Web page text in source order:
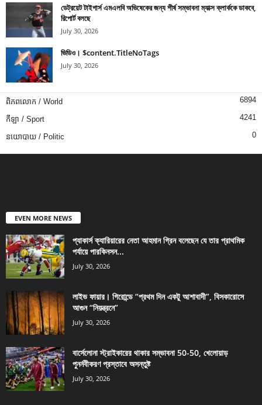
ডেট্রয়েট টাইগার্স এমএলবি অভিষেকের জন্য শীর্ষ সম্ভাবনা ম্যাক্স ক্লার্ককে ডাকবে,
রিপোর্ট বলছে
July 30, 2026
ভিডিও। $content.TitleNoTags
July 30, 2026
ពិភពលោក / World 6894
កីឡា / Sport 4241
នយោបាយ / Politic 0
EVEN MORE NEWS
প্যাকার্স ক্যারিয়ারের নেতা আহমান গ্রিন বলেছেন যে তার প্রাথমিক
পর্যায়ে পারকিনসন...
July 30, 2026
লাইভ ফায়ার। গিরোন্ডে “প্রথম দিন একটু আশাবাদী”, বিসকারোসে
আগুন “নিয়ন্ত্রনে”
July 30, 2026
বার্সেলোনা স্ট্রাইকারের থাকার সম্ভাবনা 50-50, খেলোয়াড়
পুনর্নবীকরণ প্রস্তাবে অসন্তুষ্ট
July 30, 2026